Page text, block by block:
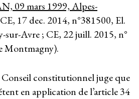
09 mars 1999, Alpes-
17 dec. 2014, n°381500, El.
sur-Avre ; CE, 22 juill. 2015, n°
Montmagny).
Conseil constitutionnel juge que
en application de l’article 34